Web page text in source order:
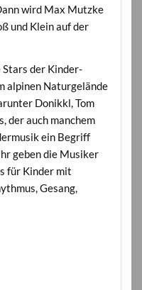
wird Max Mutzke
und Klein auf der
Stars der Kinder-
alpinen Naturgelände
Donikkl, Tom
der auch manchem
ein Begriff
geben die Musiker
für Kinder mit
Gesang,